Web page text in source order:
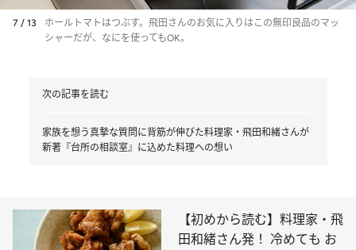
7 / 13
ホールトマトはつぶす。飛田さんのお気に入りはこの無印良品のマッ
シャーだが、なにを使ってもOK。
次の記事を読む
家族を想う真摯な質問に背筋が伸びた料理家・飛田和緒さんが
新著『台所の相談室』に込めた料理への想い
【初めから読む】料理家・飛
田和緒さん発！ 冷めても お